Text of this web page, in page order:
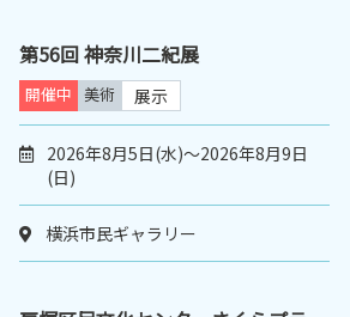
第56回 神奈川二紀展
開催中 美術 展示
2026年8月5日(水)～2026年8月9日
(日)
横浜市民ギャラリー